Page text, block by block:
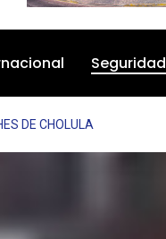
Seguridad
DE CHOLULA